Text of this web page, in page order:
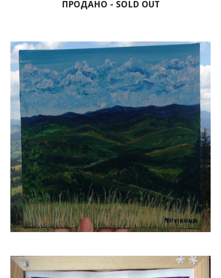
ПРОДАНО - SOLD OUT